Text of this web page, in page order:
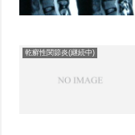
乾癬性関節炎(継続中)